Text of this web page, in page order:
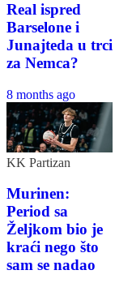
Real ispred
Barselone i
Junajteda u trci
za Nemca?
8 months ago
KK Partizan
Murinen:
Period sa
Željkom bio je
kraći nego što
sam se nadao